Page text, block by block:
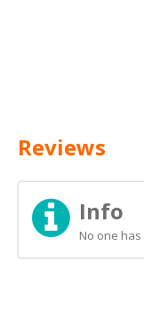
Reviews
Info
No one